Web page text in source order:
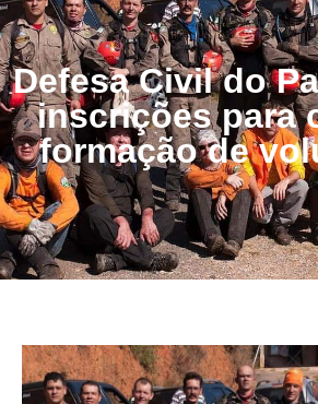
Defesa Civil do
inscrições para
formação de